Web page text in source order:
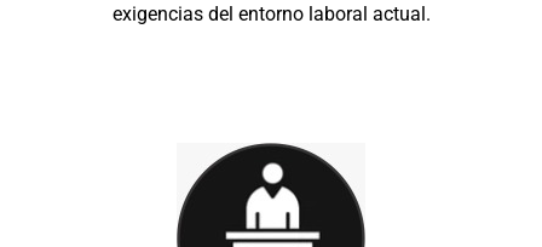
exigencias del entorno laboral actual.